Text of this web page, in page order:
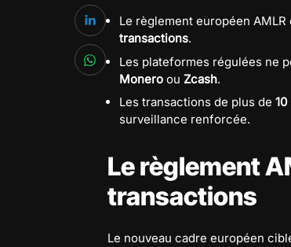
Le règlement européen
transactions.
Les plateformes régulées ne
Monero ou Zcash.
Les transactions de plus de
surveillance renforcée.
Le règlement
transactions
Le nouveau cadre européen